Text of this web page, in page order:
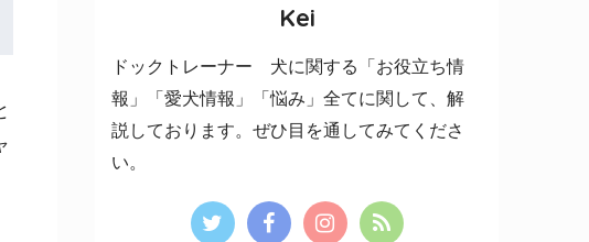
Kei
ドックトレーナー 犬に関する「お役立ち情
報」「愛犬情報」「悩み」全てに関して、解
説しております。ぜひ目を通してみてくださ
い。